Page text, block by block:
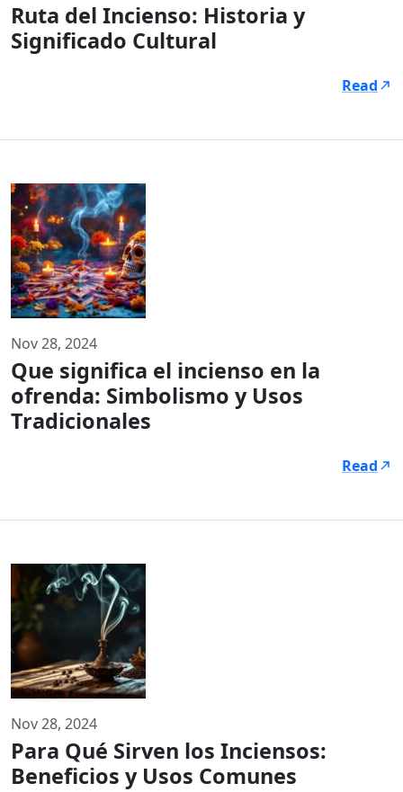
Ruta del Incienso: Historia y
Significado Cultural
Read
Nov 28, 2024
Que significa el incienso en la
ofrenda: Simbolismo y Usos
Tradicionales
Read
Nov 28, 2024
Para Qué Sirven los Inciensos:
Beneficios y Usos Comunes